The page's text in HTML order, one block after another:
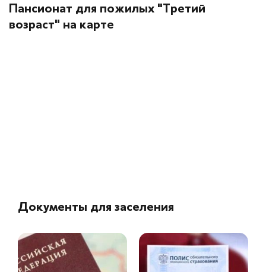
Пансионат для пожилых "Третий
возраст" на карте
Документы для заселения